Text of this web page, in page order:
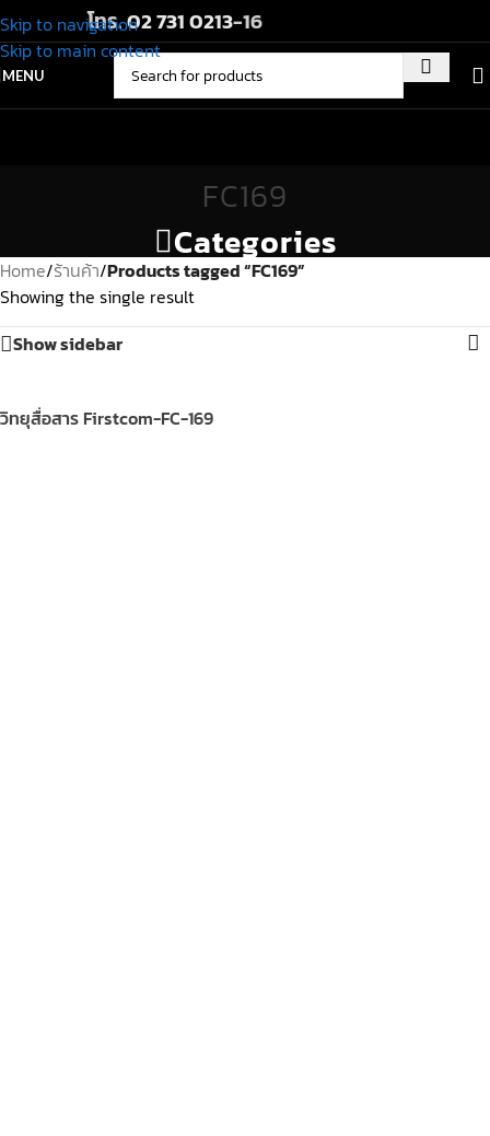
Skip to navigation
Skip to main content
โทร.02 731 0213-16
MENU
FC169
Categories
Home/ร้านค้า/Products tagged “FC169”
Showing the single result
Show sidebar
วิทยุสื่อสาร Firstcom-FC-169